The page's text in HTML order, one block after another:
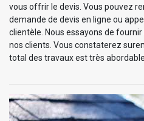
vous offrir le devis. Vous pouvez
demande de devis en ligne ou
clientèle. Nous essayons de
nos clients. Vous constaterez
total des travaux est très